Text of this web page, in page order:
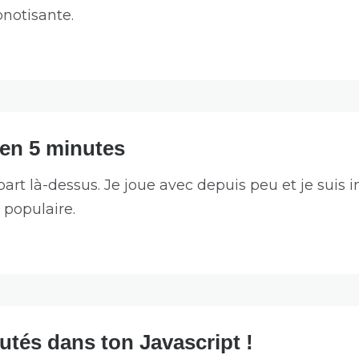
5 minutes
là-dessus. Je joue avec depuis peu et je suis
dans ton Javascript !